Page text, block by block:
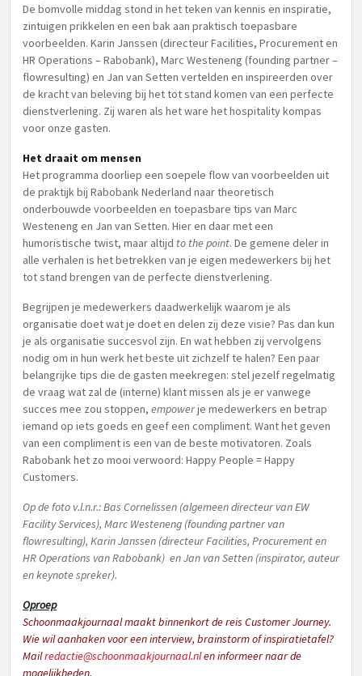
De bomvolle middag stond in het teken van kennis en inspiratie,
zintuigen prikkelen en een bak aan praktisch toepasbare
voorbeelden. Karin Janssen (directeur Facilities, Procurement en
HR Operations – Rabobank), Marc Westeneng (founding partner –
flowresulting) en Jan van Setten vertelden en inspireerden over
de kracht van beleving bij het tot stand komen van een perfecte
dienstverlening. Zij waren als het ware het hospitality kompas
voor onze gasten.
Het draait om mensen
Het programma doorliep een soepele flow van voorbeelden uit
de praktijk bij Rabobank Nederland naar theoretisch
onderbouwde voorbeelden en toepasbare tips van Marc
Westeneng en Jan van Setten. Hier en daar met een
humoristische twist, maar altijd to the point. De gemene deler in
alle verhalen is het betrekken van je eigen medewerkers bij het
tot stand brengen van de perfecte dienstverlening.
Begrijpen je medewerkers daadwerkelijk waarom je als
organisatie doet wat je doet en delen zij deze visie? Pas dan kun
je als organisatie succesvol zijn. En wat hebben zij vervolgens
nodig om in hun werk het beste uit zichzelf te halen? Een paar
belangrijke tips die de gasten meekregen: stel jezelf regelmatig
de vraag wat zal de (interne) klant missen als je er vanwege
succes mee zou stoppen, empowerje medewerkers en betrap
iemand op iets goeds en geef een compliment. Want het geven
van een compliment is een van de beste motivatoren. Zoals
Rabobank het zo mooi verwoord: Happy People = Happy
Customers.
Op de foto v.l.n.r.: Bas Cornelissen (algemeen directeur van EW
Facility Services), Marc Westeneng (founding partner van
flowresulting), Karin Janssen (directeur Facilities, Procurement en
HR Operations van Rabobank) en Jan van Setten (inspirator, auteur
en keynote spreker).
Oproep
Schoonmaakjournaal maakt binnenkort de reis Customer Journey.
Wie wil aanhaken voor een interview, brainstorm of inspiratietafel?
Mailredactie@schoonmaakjournaal.nlen informeer naar de
mogelijkheden.